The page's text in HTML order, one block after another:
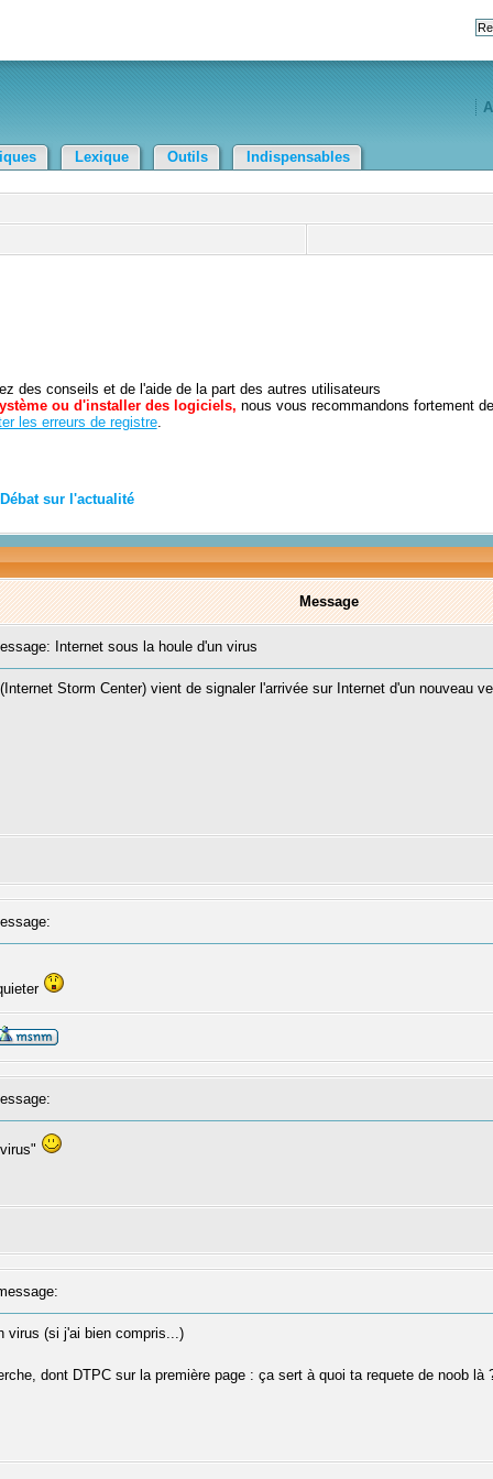
Lexique Outils Indispensables
des conseils et de l'aide de la part des autres utilisateurs
ou d'installer des logiciels, nous vous recommandons fortement de
les erreurs de registre.
Débat sur l'actualité
Message
Internet sous la houle d'un virus
Storm Center) vient de signaler l'arrivée sur Internet d'un nouveau
virus (si j'ai bien compris...)
dont DTPC sur la première page : ça sert à quoi ta requete de noob là